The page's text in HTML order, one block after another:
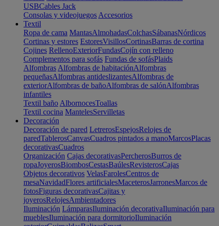
USBCables Jack
Consolas y videojuegos Accesorios
Textil
Ropa de cama MantasAlmohadasColchasSábanasNórdicos
Cortinas y estores EstoresVisillosCortinasBarras de cortina
Cojines RellenoExteriorFundasCojín con relleno
Complementos para sofás Fundas de sofásPlaids
Alfombras Alfombras de habitaciónAlfombras
pequeñasAlfombras antideslizantesAlfombras de
exteriorAlfombras de bañoAlfombras de salónAlfombras
infantiles
Textil baño AlbornocesToallas
Textil cocina MantelesServilletas
Decoración
Decoración de pared LetrerosEspejosRelojes de
paredTablerosCanvasCuadros pintados a manoMarcosPlacas
decorativasCuadros
Organización Cajas decorativasPercherosBurros de
ropaJoyerosBiombosCestasBaúlesRevisterosCajas
Objetos decorativos VelasFarolesCentros de
mesaNavidadFlores artificialesMaceterosJarronesMarcos de
fotosFiguras decorativasCajitas y
joyerosRelojesAmbientadores
Iluminación LámparasIluminación decorativaIluminación para
mueblesIluminación para dormitorioIluminación